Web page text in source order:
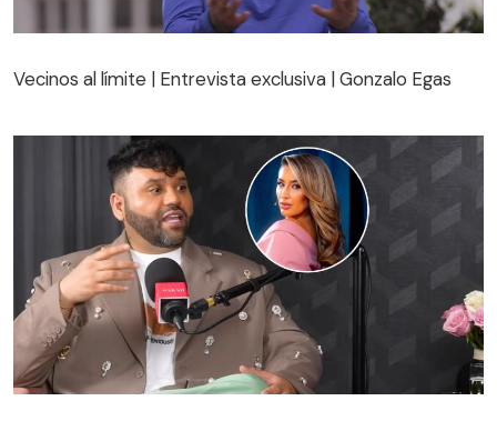
Vecinos al límite | Entrevista exclusiva | Gonzalo Egas